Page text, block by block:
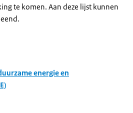
te komen. Aan deze lijst kunnen
energie en